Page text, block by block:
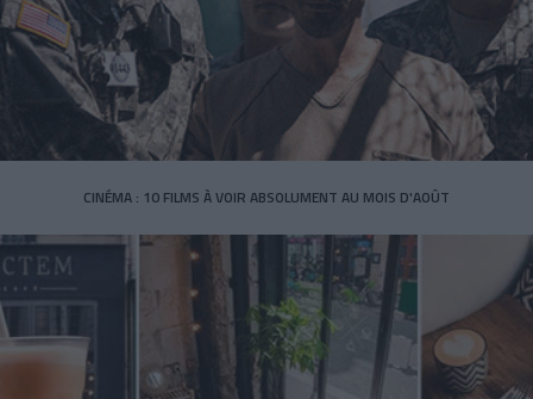
CINÉMA : 10 FILMS À VOIR ABSOLUMENT AU MOIS D'AOÛT